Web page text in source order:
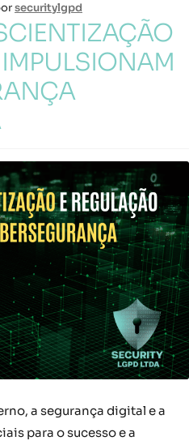
securitylgpd
a segurança digital e a
para o sucesso e a